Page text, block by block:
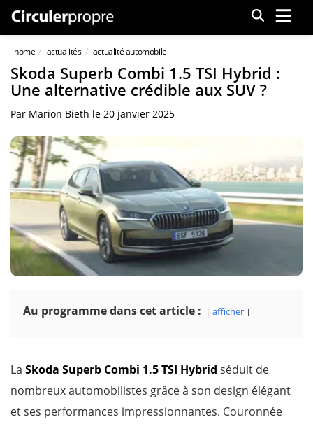
Menu
home actualités actualité automobile
Skoda Superb Combi 1.5 TSI Hybrid :
Une alternative crédible aux SUV ?
Par Marion Bieth le 20 janvier 2025
Au programme dans cet article : afficher
La Skoda Superb Combi 1.5 TSI Hybrid séduit de
nombreux automobilistes grâce à son design élégant
et ses performances impressionnantes. Couronnée